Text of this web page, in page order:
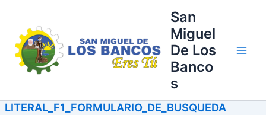
contenido
San
Miguel
De Los
Banco
s
LITERAL_F1_FORMULARIO_DE_BUSQUEDA